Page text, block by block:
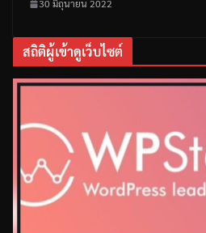
30 มิถุนายน 2022
สถิติผู้เข้าดูเว็บไซต์